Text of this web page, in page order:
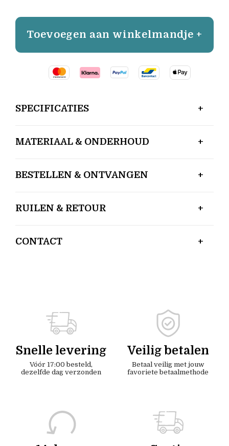
Toevoegen aan winkelmandje +
SPECIFICATIES
MATERIAAL & ONDERHOUD
BESTELLEN & ONTVANGEN
RUILEN & RETOUR
CONTACT
Snelle levering
Vóór 17:00 besteld,
dezelfde dag verzonden
Veilig betalen
Betaal veilig met jouw
favoriete betaalmethode